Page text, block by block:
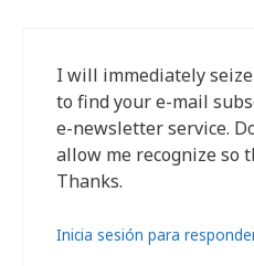
I will immediately
to find your e-mail
e-newsletter service.
allow me recognize so
Thanks.
Inicia sesión para